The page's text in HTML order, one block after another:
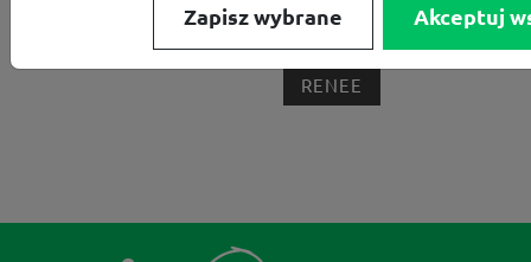
ZNAK BIG STAR
BIEDRONKA HOME
RENEE
Zapisz wybrane Akceptuj